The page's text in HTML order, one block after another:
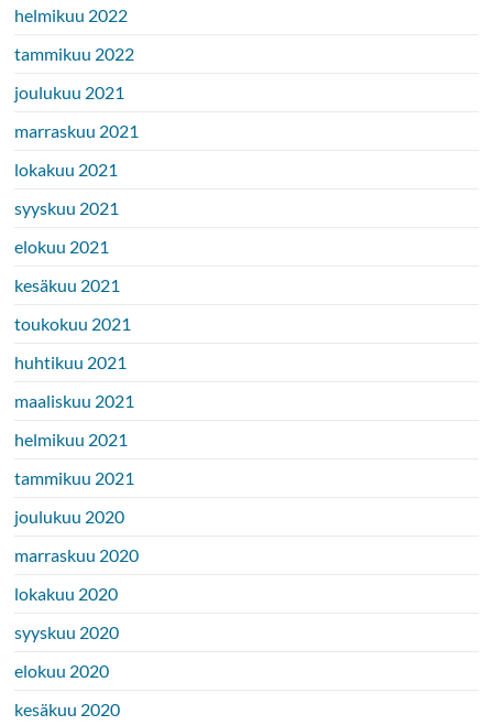
helmikuu 2022
tammikuu 2022
joulukuu 2021
marraskuu 2021
lokakuu 2021
syyskuu 2021
elokuu 2021
kesäkuu 2021
toukokuu 2021
huhtikuu 2021
maaliskuu 2021
helmikuu 2021
tammikuu 2021
joulukuu 2020
marraskuu 2020
lokakuu 2020
syyskuu 2020
elokuu 2020
kesäkuu 2020